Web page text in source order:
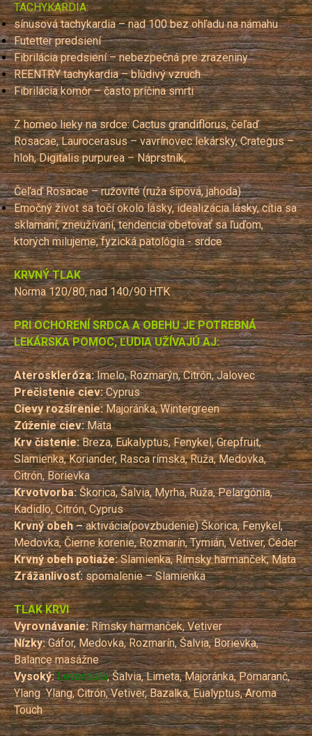
TACHYKARDIA:
sínusová tachykardia – nad 100 bez ohľadu na námahu
Futetter predsiení
Fibrilácia predsiení – nebezpečná pre zrazeniny
REENTRY tachykardia – blúdivý vzruch
Fibrilácia komôr – často príčina smrti
Z homeo lieky na srdce: Cactus grandiflorus, čeľaď
Rosacae, Laurocerasus – vavrínovec lekársky, Crategus –
hloh, Digitalis purpurea – Náprstník,
Čeľaď Rosacae – ružovité (ruža šípová, jahoda)
Emočný život sa točí okolo lásky, idealizácia lásky, cítia sa
sklamaní, zneužívaní, tendencia obetovať sa ľuďom,
ktorých milujeme, fyzická patológia - srdce
KRVNÝ TLAK
Norma 120/80, nad 140/90 HTK
PRI OCHORENÍ SRDCA A OBEHU JE POTREBNÁ
LEKÁRSKA POMOC, ĽUDIA UŽÍVAJÚ AJ:
Ateroskleróza:Imelo, Rozmarýn, Citrón, Jalovec
Prečistenie ciev:Cyprus
Cievy rozšírenie:Majoránka, Wintergreen
Zúženie ciev:Mäta
Krv čistenie:Breza, Eukalyptus, Fenykel, Grepfruit,
Slamienka, Koriander, Rasca rímska, Ruža, Medovka,
Citrón, Borievka
Krvotvorba:Škorica, Šalvia, Myrha, Ruža, Pelargónia,
Kadidlo, Citrón, Cyprus
Krvný obeh –aktivácia(povzbudenie) Škorica, Fenykel,
Medovka, Čierne korenie, Rozmarín, Tymián, Vetiver, Céder
Krvný obeh potiaže:Slamienka, Rímsky harmanček, Mäta
Zrážanlivosť:spomalenie – Slamienka
TLAK KRVI
Vyrovnávanie:Rímsky harmanček, Vetiver
Nízky:Gáfor, Medovka, Rozmarín, Šalvia, Borievka,
Balance masážne
Vysoký: Levanduľa, Šalvia, Limeta, Majoránka, Pomaranč,
Ylang Ylang, Citrón, Vetiver, Bazalka, Eualyptus, Aroma
Touch